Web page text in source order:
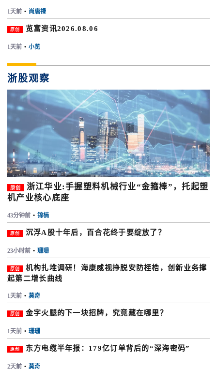
1天前 • 尚唐禄
原创 览富资讯2026.08.06
1天前 • 小览
浙股观察
原创
浙江华业:手握塑料机械行业“金箍棒”，托起塑
机产业核心底座
43分钟前 • 锦楠
原创 沉浮A股十年后，百合花终于要绽放了？
23小时前 • 珊珊
原创
机构扎堆调研！海康威视挣脱安防桎梏，创新业务撑
起第二增长曲线
1天前 • 莫奇
原创 金字火腿的下一块招牌，究竟藏在哪里？
1天前 • 珊珊
原创 东方电缆半年报：179亿订单背后的“深海密码”
2天前 • 莫奇